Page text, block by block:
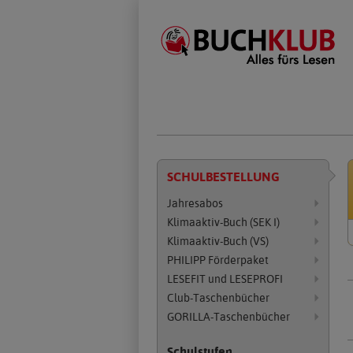
springen
SCHUL­BESTELLUNG
Produkte
Jahresabos
Klimaaktiv-Buch (SEK I)
Klimaaktiv-Buch (VS)
PHILIPP Förderpaket
LESEFIT und LESEPROFI
Club-Taschenbücher
GORILLA-Taschenbücher